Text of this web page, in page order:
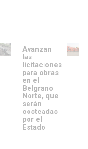
Avanzan
las
licitaciones
para obras
en el
Belgrano
Norte, que
serán
costeadas
por el
Estado